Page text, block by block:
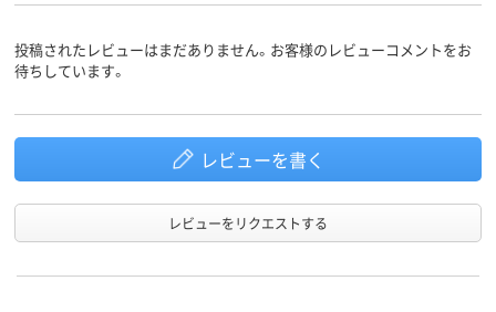
投稿されたレビューはまだありません。お客様のレビューコメントをお
待ちしています。
レビューを書く
レビューをリクエストする